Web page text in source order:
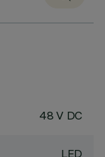
48 V DC
LED